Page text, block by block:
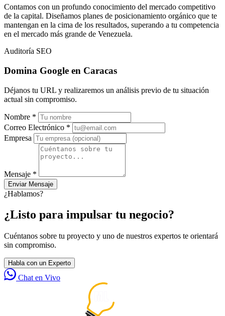
Contamos con un profundo conocimiento del mercado competitivo
de la capital. Diseñamos planes de posicionamiento orgánico que te
mantengan en la cima de los resultados, superando a tu competencia
en el mercado más grande de Venezuela.
Auditoría SEO
Domina Google en Caracas
Déjanos tu URL y realizaremos un análisis previo de tu situación
actual sin compromiso.
Nombre *
Correo Electrónico *
Empresa
Mensaje *
Enviar Mensaje
¿Hablamos?
¿Listo para impulsar tu negocio?
Cuéntanos sobre tu proyecto y uno de nuestros expertos te orientará
sin compromiso.
Habla con un Experto
Chat en Vivo